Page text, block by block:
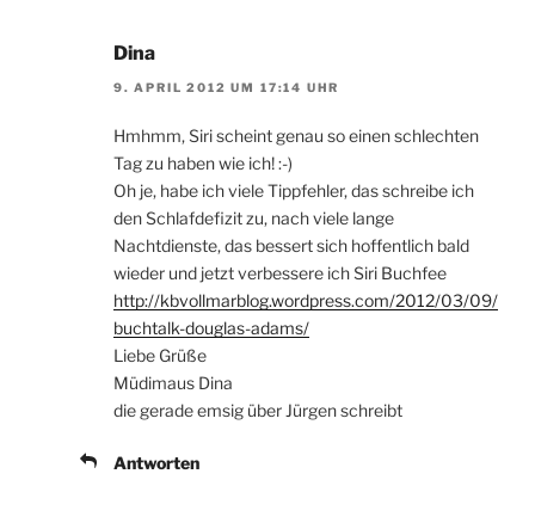
Dina
9. APRIL 2012 UM 17:14 UHR
Hmhmm, Siri scheint genau so einen schlechten
Tag zu haben wie ich! :-)
Oh je, habe ich viele Tippfehler, das schreibe ich
den Schlafdefizit zu, nach viele lange
Nachtdienste, das bessert sich hoffentlich bald
wieder und jetzt verbessere ich Siri Buchfee
http://kbvollmarblog.wordpress.com/2012/03/09/
buchtalk-douglas-adams/
Liebe Grüße
Müdimaus Dina
die gerade emsig über Jürgen schreibt
Antworten